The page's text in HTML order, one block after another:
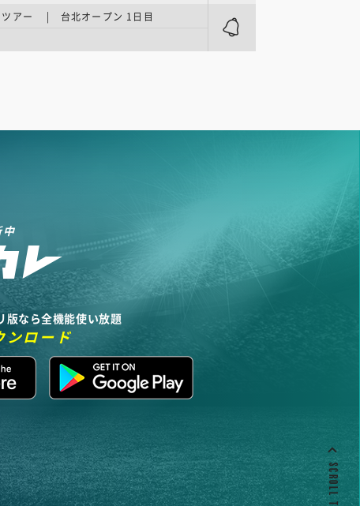
ツアー | 台北オープン 1日目
版なら全機能使い放題
ンロード